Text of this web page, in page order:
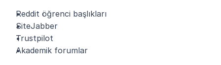
Reddit öğrenci başlıkları
SiteJabber
Trustpilot
Akademik forumlar